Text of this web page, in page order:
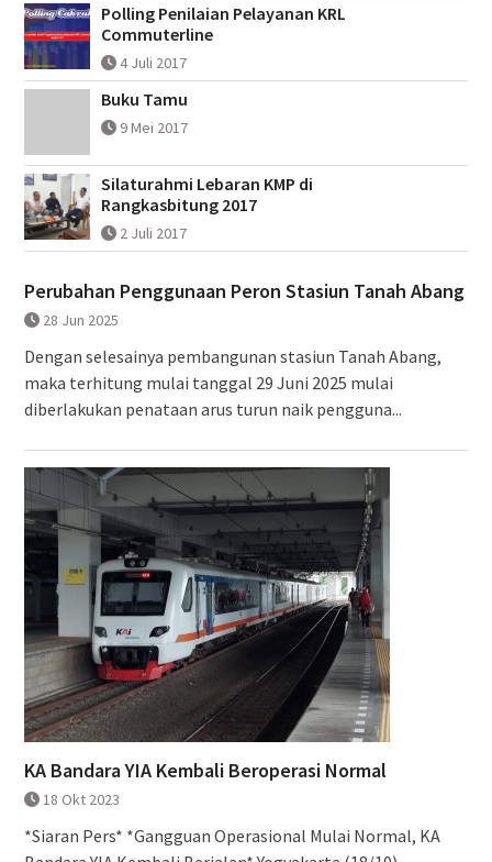
Polling Penilaian Pelayanan KRL
Commuterline
4 Juli 2017
Buku Tamu
9 Mei 2017
Silaturahmi Lebaran KMP di
Rangkasbitung 2017
2 Juli 2017
Perubahan Penggunaan Peron Stasiun Tanah Abang
28 Jun 2025
Dengan selesainya pembangunan stasiun Tanah Abang,
maka terhitung mulai tanggal 29 Juni 2025 mulai
diberlakukan penataan arus turun naik pengguna...
KA Bandara YIA Kembali Beroperasi Normal
18 Okt 2023
*Siaran Pers* *Gangguan Operasional Mulai Normal, KA